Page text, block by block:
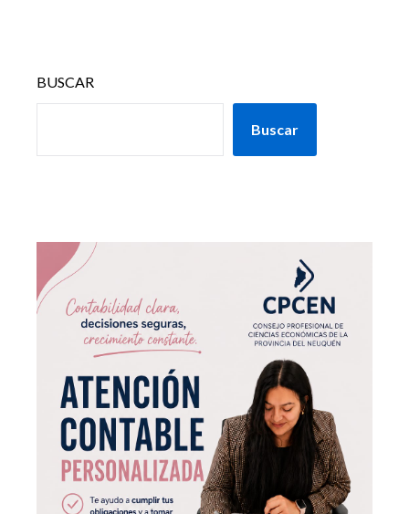
BUSCAR
Buscar